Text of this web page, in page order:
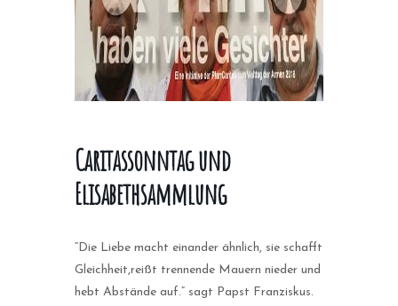
Caritassonntag und
Elisabethsammlung
“Die Liebe macht einander ähnlich, sie schafft
Gleichheit,reißt trennende Mauern nieder und
hebt Abstände auf.” sagt Papst Franziskus.